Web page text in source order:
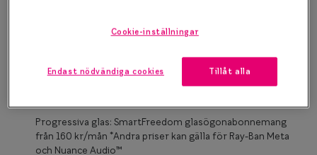
Trender
Enkelslipade glas: SmartFreedom glasögonabonnemang
från 95 kr/mån *Andra priser kan gälla för Ray-Ban Meta och
Progressiva glas: SmartFreedom glasögonabonnemang
från 160 kr/mån *Andra priser kan gälla för Ray-Ban Meta
och Nuance Audio™
Cookie-inställningar
Endast nödvändiga cookies Tillåt alla